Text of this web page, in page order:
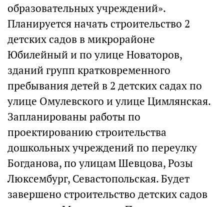
образовательных учреждений».
Планируется начать строительство 2
детских садов в микрорайоне
Юбилейный и по улице Новаторов,
зданий групп кратковременного
пребывания детей в 2 детских садах по
улице Омулевского и улице Цимлянская.
Запланированы работы по
проектированию строительства
дошкольных учреждений по переулку
Богданова, по улицам Шевцова, Розы
Люксембург, Севастопольская. Будет
завершено строительство детских садов